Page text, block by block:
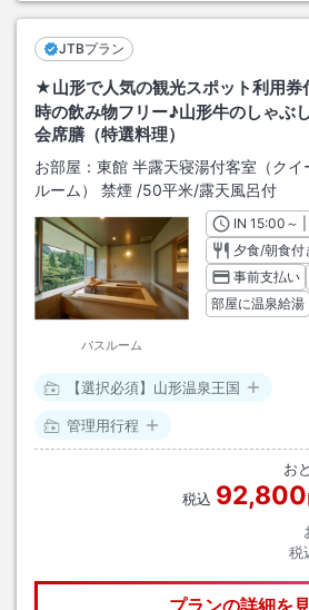
JTBプラン
★山形で人気の観光スポット利用
時の飲み物フリー♪山形牛のしゃぶ
会席膳（特選料理）
お部屋： 東館 半露天寝湯付客室（ク
ルーム） 禁煙 /50平米/露天風呂付
バスルーム
INチェック
15:00 ～
夕食/朝食付
事前支払い
部屋に温泉給湯
【選択必須】山形温泉王国
管理用行程
お
税込 92,800
税